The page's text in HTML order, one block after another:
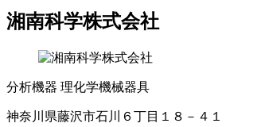
湘南科学株式会社
分析機器 理化学機械器具
神奈川県藤沢市石川６丁目１８－４１